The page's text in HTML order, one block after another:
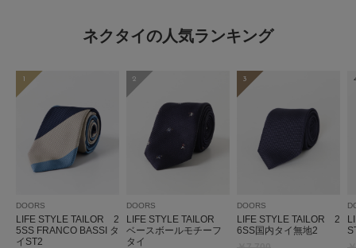
ネクタイの人気ランキング
1
DOORS
LIFE STYLE TAILOR 2
5SS FRANCO BASSI タ
イST2
2
DOORS
LIFE STYLE TAILOR
ベースボールモチーフ
タイ
3
DOORS
LIFE STYLE TAILOR 2
6SS国内タイ無地2